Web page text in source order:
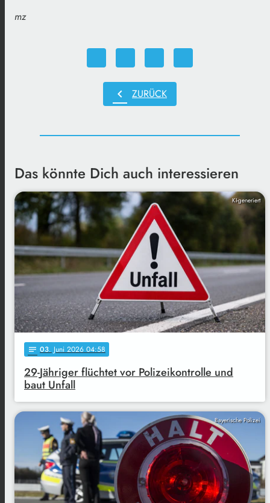
mz
chevron_left ZURÜCK
Das könnte Dich auch interessieren
KI-generiert
notes 03. Juni 2026 04:58
29-Jähriger flüchtet vor Polizeikontrolle und
baut Unfall
Bayerische Polizei